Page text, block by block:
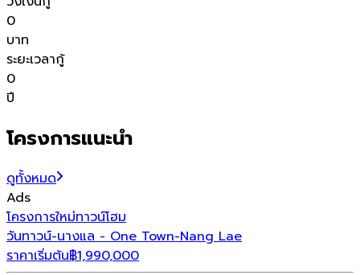
0
บาท
ระยะเวลากู้
0
ปี
โครงการแนะนำ
ดูทั้งหมด
Ads
โครงการใหม่ทาวน์โฮม
วันทาวน์-นางแล - One Town-Nang Lae
ราคาเริ่มต้น฿1,990,000